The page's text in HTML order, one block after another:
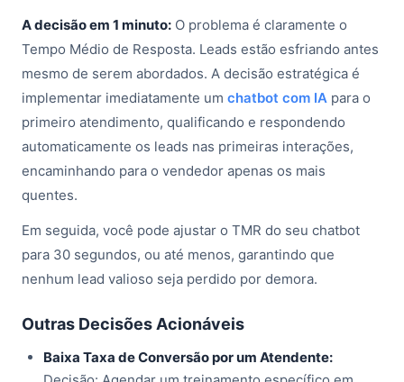
A decisão em 1 minuto: O problema é claramente o
Tempo Médio de Resposta. Leads estão esfriando antes
mesmo de serem abordados. A decisão estratégica é
implementar imediatamente um chatbot com IA para o
primeiro atendimento, qualificando e respondendo
automaticamente os leads nas primeiras interações,
encaminhando para o vendedor apenas os mais
quentes.
Em seguida, você pode ajustar o TMR do seu chatbot
para 30 segundos, ou até menos, garantindo que
nenhum lead valioso seja perdido por demora.
Outras Decisões Acionáveis
Baixa Taxa de Conversão por um Atendente: